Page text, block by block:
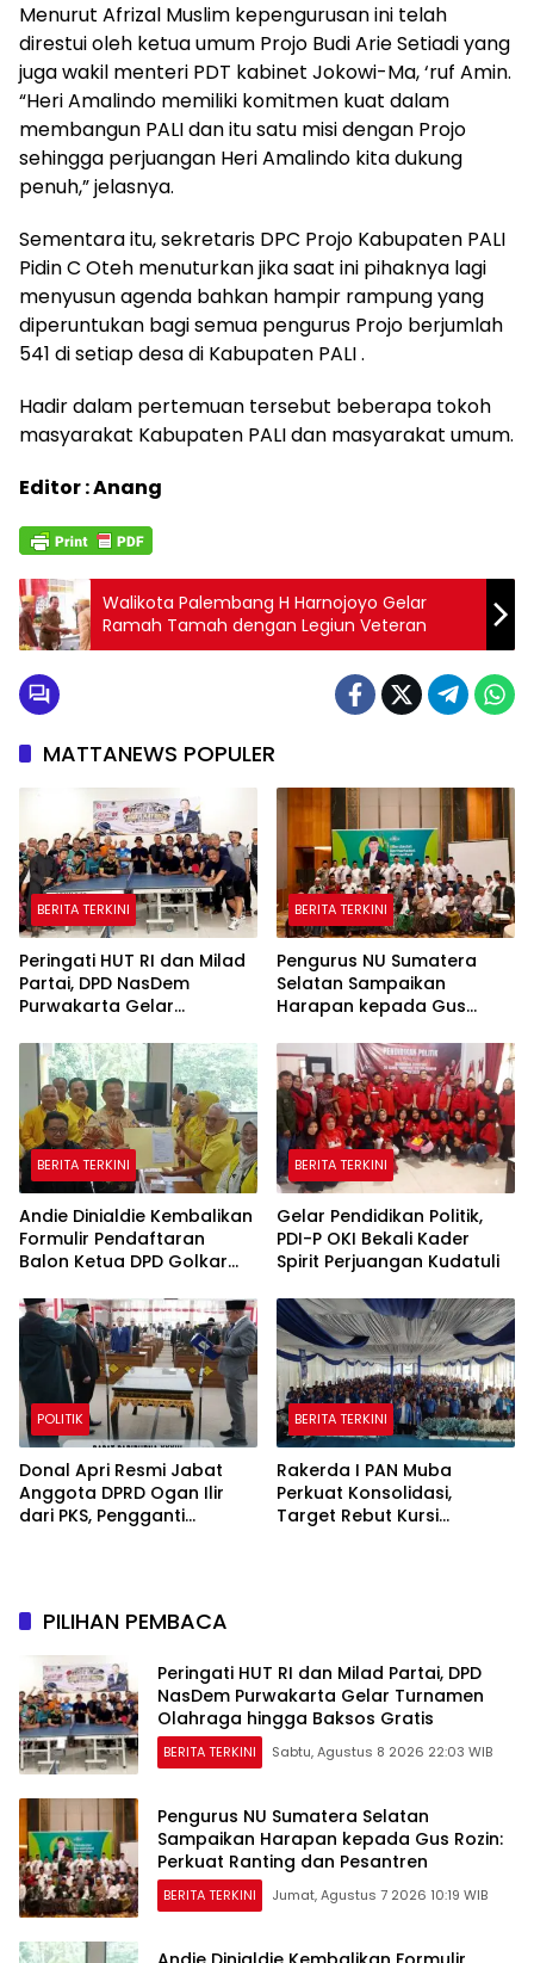
Menurut Afrizal Muslim kepengurusan ini telah
direstui oleh ketua umum Projo Budi Arie Setiadi yang
juga wakil menteri PDT kabinet Jokowi-Ma, ‘ruf Amin.
“Heri Amalindo memiliki komitmen kuat dalam
membangun PALI dan itu satu misi dengan Projo
sehingga perjuangan Heri Amalindo kita dukung
penuh,” jelasnya.
Sementara itu, sekretaris DPC Projo Kabupaten PALI
Pidin C Oteh menuturkan jika saat ini pihaknya lagi
menyusun agenda bahkan hampir rampung yang
diperuntukan bagi semua pengurus Projo berjumlah
541 di setiap desa di Kabupaten PALI .
Hadir dalam pertemuan tersebut beberapa tokoh
masyarakat Kabupaten PALI dan masyarakat umum.
Editor : Anang
Walikota Palembang H Harnojoyo Gelar
Ramah Tamah dengan Legiun Veteran
MATTANEWS POPULER
BERITA TERKINI
Peringati HUT RI dan Milad
Partai, DPD NasDem
Purwakarta Gelar
hingga Baksos Gratis
BERITA TERKINI
Pengurus NU Sumatera
Selatan Sampaikan
Harapan kepada Gus
Pesantren
BERITA TERKINI
Andie Dinialdie Kembalikan
Formulir Pendaftaran
Balon Ketua DPD Golkar
BERITA TERKINI
Gelar Pendidikan Politik,
PDI-P OKI Bekali Kader
Spirit Perjuangan Kudatuli
POLITIK
Donal Apri Resmi Jabat
Anggota DPRD Ogan Ilir
dari PKS, Pengganti
BERITA TERKINI
Rakerda I PAN Muba
Perkuat Konsolidasi,
Target Rebut Kursi
PILIHAN PEMBACA
Peringati HUT RI dan Milad Partai, DPD
NasDem Purwakarta Gelar Turnamen
Olahraga hingga Baksos Gratis
BERITA TERKINI Sabtu, Agustus 8 2026 22:03 WIB
Pengurus NU Sumatera Selatan
Sampaikan Harapan kepada Gus Rozin:
Perkuat Ranting dan Pesantren
BERITA TERKINI Jumat, Agustus 7 2026 10:19 WIB